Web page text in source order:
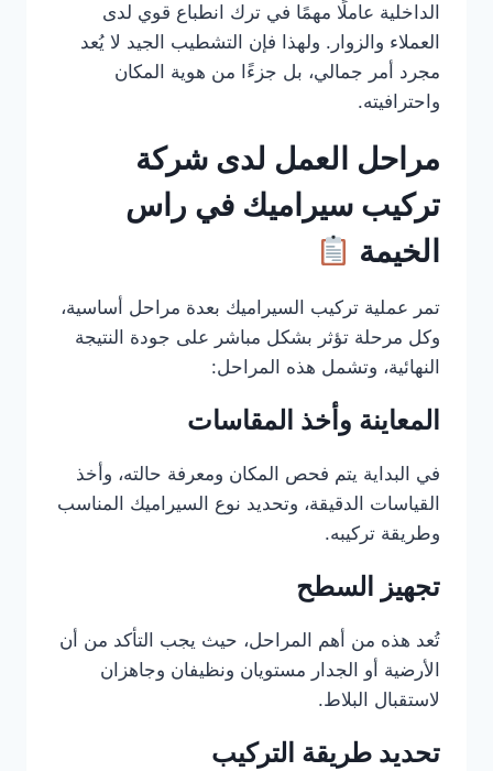
الداخلية عاملًا مهمًا في ترك انطباع قوي لدى
العملاء والزوار. ولهذا فإن التشطيب الجيد لا يُعد
مجرد أمر جمالي، بل جزءًا من هوية المكان
واحترافيته.
مراحل العمل لدى شركة
تركيب سيراميك في راس
الخيمة
تمر عملية تركيب السيراميك بعدة مراحل أساسية،
وكل مرحلة تؤثر بشكل مباشر على جودة النتيجة
النهائية، وتشمل هذه المراحل:
المعاينة وأخذ المقاسات
في البداية يتم فحص المكان ومعرفة حالته، وأخذ
القياسات الدقيقة، وتحديد نوع السيراميك المناسب
وطريقة تركيبه.
تجهيز السطح
تُعد هذه من أهم المراحل، حيث يجب التأكد من أن
الأرضية أو الجدار مستويان ونظيفان وجاهزان
لاستقبال البلاط.
تحديد طريقة التركيب